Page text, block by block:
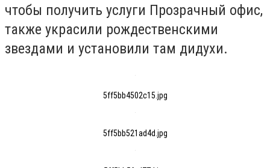
чтобы получить услуги Прозрачный офис,
также украсили рождественскими
звездами и установили там дидухи.
5ff5bb4502c15.jpg
5ff5bb521ad4d.jpg